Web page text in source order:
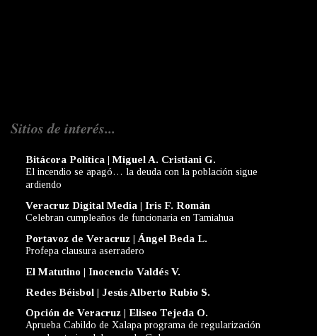
Sitios de interés...
Bitácora Política | Miguel A. Cristiani G.
El incendio se apagó… la deuda con la población sigue
ardiendo
Veracruz Digital Media | Iris F. Román
Celebran cumpleaños de funcionaria en Tamiahua
Portavoz de Veracruz | Ángel Beda L.
Profepa clausura aserradero
El Matutino | Inocencio Valdés V.
Redes Béisbol | Jesús Alberto Rubio S.
Opción de Veracruz | Eliseo Tejeda O.
Aprueba Cabildo de Xalapa programa de regularización